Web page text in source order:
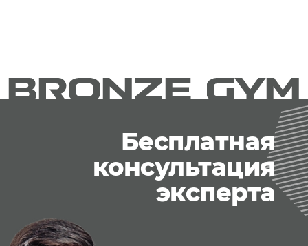
Бесплатная
консультация
эксперта